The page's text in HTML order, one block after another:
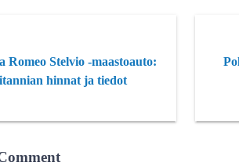
Romeo Stelvio -maastoauto:
hinnat ja tiedot